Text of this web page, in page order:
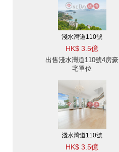
淺水灣道110號
HK$ 3.5億
出售淺水灣道110號4房豪
宅單位
淺水灣道110號
HK$ 3.5億